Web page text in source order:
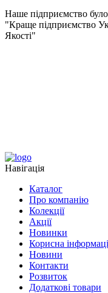
Наше підприємство
"Краще підприємство
Якості"
Навігація
Каталог
Про компанію
Колекції
Акції
Новинки
Корисна
Новини
Контакти
Розвиток
Додаткові товари